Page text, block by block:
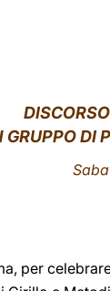
GRUPPO DI
per